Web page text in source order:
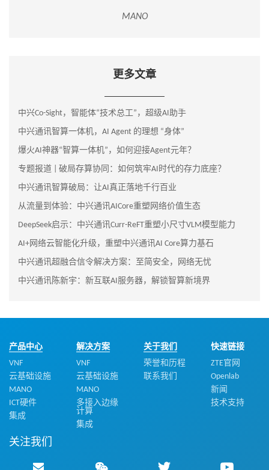
MANO
更多文章
中兴Co-Sight，智能体“技术总工”，超级AI助手
中兴通讯智算一体机，AI Agent 的理想 “身体”
爆火AI神器“智算一体机”，如何迎接Agent元年？
专题报道 | 破局存算协同：如何筑牢AI时代的存力底座？
中兴通讯智算破局：让AI真正落地千行百业
从流量到体验：中兴通讯AICore重塑网络价值生态
DeepSeek启示：中兴通讯Curr-ReFT重塑小尺寸VLM模型能力
AI+网络云智能化升级，重塑中兴通讯AI Core算力基石
中兴通讯超融合信令解决方案：至简安全，网络无忧
中兴通讯陈新宇：新互联AI服务器，解锁智算新境界
产品中心
VNF
云基础设施
MANO
ICT硬件
集成
解决方案
VNF
云基础设施
MANO
多接入边缘
计算
集成
关于我们
荣誉和历程
联系我们
快速链接
ZTE官网
Openlab
新闻
技术支持
关注我们